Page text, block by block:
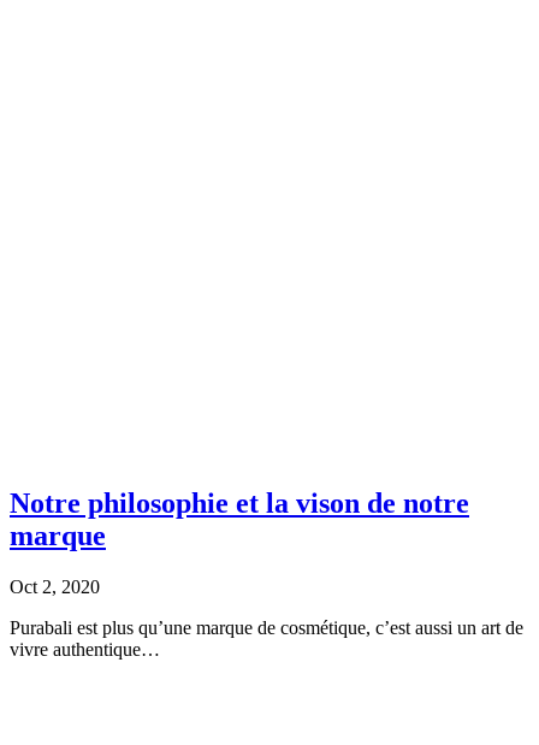
Notre philosophie et la vison de notre
marque
Oct 2, 2020
Purabali est plus qu’une marque de cosmétique, c’est aussi un art de
vivre authentique…